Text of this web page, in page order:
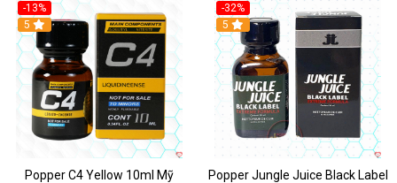
-13%
Hot
5
Popper C4 Yellow 10ml Mỹ
-32%
5
Popper Jungle Juice Black Label